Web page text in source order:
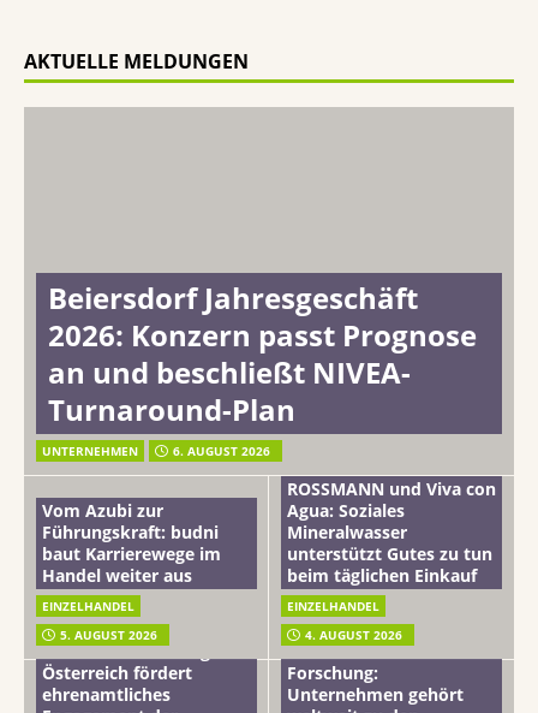
AKTUELLE MELDUNGEN
Beiersdorf Jahresgeschäft
2026: Konzern passt Prognose
an und beschließt NIVEA-
Turnaround-Plan
UNTERNEHMEN 6. AUGUST 2026
Vom Azubi zur
Führungskraft: budni
baut Karrierewege im
Handel weiter aus
EINZELHANDEL
5. AUGUST 2026
ROSSMANN und Viva con
Agua: Soziales
Mineralwasser
unterstützt Gutes zu tun
beim täglichen Einkauf
EINZELHANDEL
4. AUGUST 2026
mehr vom leben tag: dm
Österreich fördert
ehrenamtliches
Beiersdorf
Hautmikrobiom-
Forschung:
Unternehmen gehört